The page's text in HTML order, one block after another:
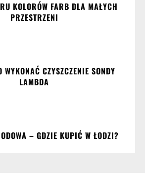
KOLORÓW FARB DLA MAŁYCH
PRZESTRZENI
WYKONAĆ CZYSZCZENIE SONDY
LAMBDA
– GDZIE KUPIĆ W ŁODZI?